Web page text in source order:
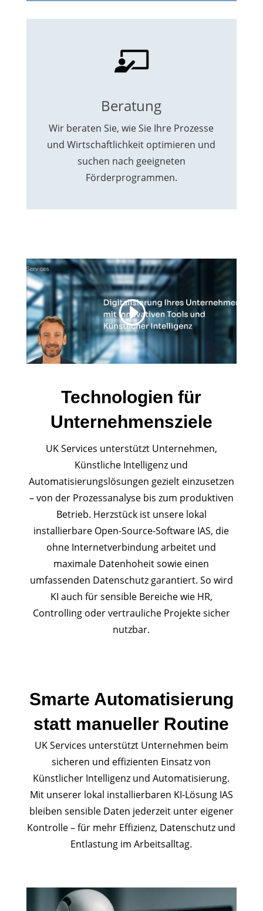
Beratung
Wir beraten Sie, wie Sie Ihre Prozesse
und Wirtschaftlichkeit optimieren und
suchen nach geeigneten
Förderprogrammen.
Technologien für
Unternehmensziele
UK Services unterstützt Unternehmen,
Künstliche Intelligenz und
Automatisierungslösungen gezielt einzusetzen
– von der Prozessanalyse bis zum produktiven
Betrieb. Herzstück ist unsere lokal
installierbare Open-Source-Software IAS, die
ohne Internetverbindung arbeitet und
maximale Datenhoheit sowie einen
umfassenden Datenschutz garantiert. So wird
KI auch für sensible Bereiche wie HR,
Controlling oder vertrauliche Projekte sicher
nutzbar.
Smarte Automatisierung
statt manueller Routine
UK Services unterstützt Unternehmen beim
sicheren und effizienten Einsatz von
Künstlicher Intelligenz und Automatisierung.
Mit unserer lokal installierbaren KI-Lösung IAS
bleiben sensible Daten jederzeit unter eigener
Kontrolle – für mehr Effizienz, Datenschutz und
Entlastung im Arbeitsalltag.